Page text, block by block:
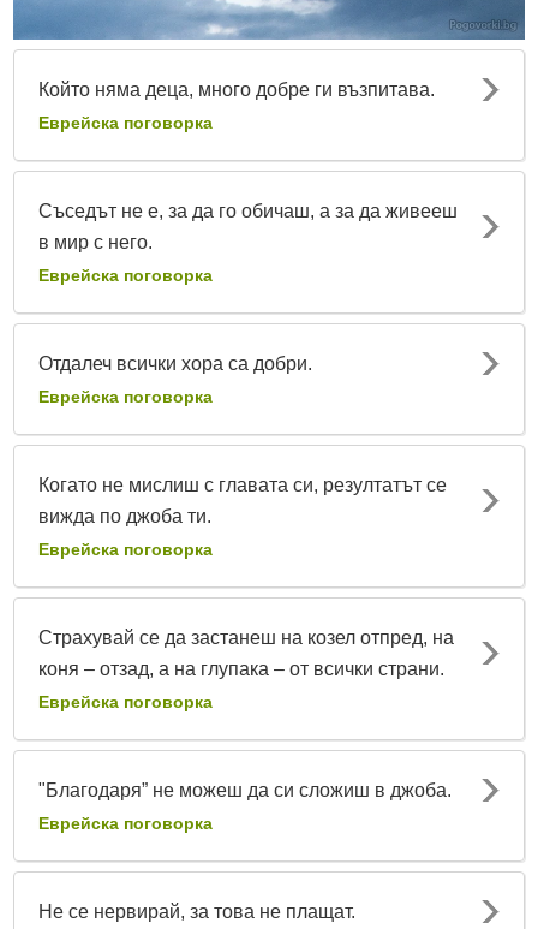
Който няма деца, много добре ги възпитава.
Еврейска поговорка
Съседът не е, за да го обичаш, а за да живееш
в мир с него.
Еврейска поговорка
Отдалеч всички хора са добри.
Еврейска поговорка
Когато не мислиш с главата си, резултатът се
вижда по джоба ти.
Еврейска поговорка
Страхувай се да застанеш на козел отпред, на
коня – отзад, а на глупака – от всички страни.
Еврейска поговорка
"Благодаря” не можеш да си сложиш в джоба.
Еврейска поговорка
Не се нервирай, за това не плащат.